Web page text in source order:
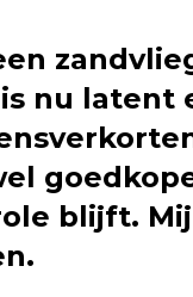
nu latent
blijft.